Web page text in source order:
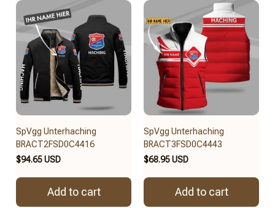
SpVgg Unterhaching
BRACT2FSD0C4416
$94.65 USD
Add to cart
SpVgg Unterhaching
BRACT3FSD0C4443
$68.95 USD
Add to cart